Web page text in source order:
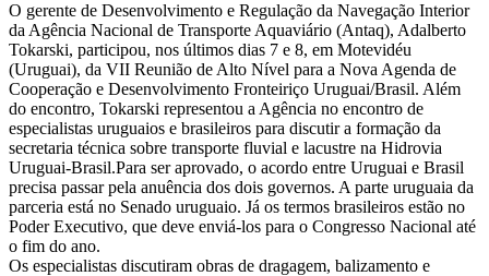
O gerente de Desenvolvimento e Regulação da Navegação Interior
da Agência Nacional de Transporte Aquaviário (Antaq), Adalberto
Tokarski, participou, nos últimos dias 7 e 8, em Motevidéu
(Uruguai), da VII Reunião de Alto Nível para a Nova Agenda de
Cooperação e Desenvolvimento Fronteiriço Uruguai/Brasil. Além
do encontro, Tokarski representou a Agência no encontro de
especialistas uruguaios e brasileiros para discutir a formação da
secretaria técnica sobre transporte fluvial e lacustre na Hidrovia
Uruguai-Brasil.Para ser aprovado, o acordo entre Uruguai e Brasil
precisa passar pela anuência dos dois governos. A parte uruguaia da
parceria está no Senado uruguaio. Já os termos brasileiros estão no
Poder Executivo, que deve enviá-los para o Congresso Nacional até
o fim do ano.
Os especialistas discutiram obras de dragagem, balizamento e